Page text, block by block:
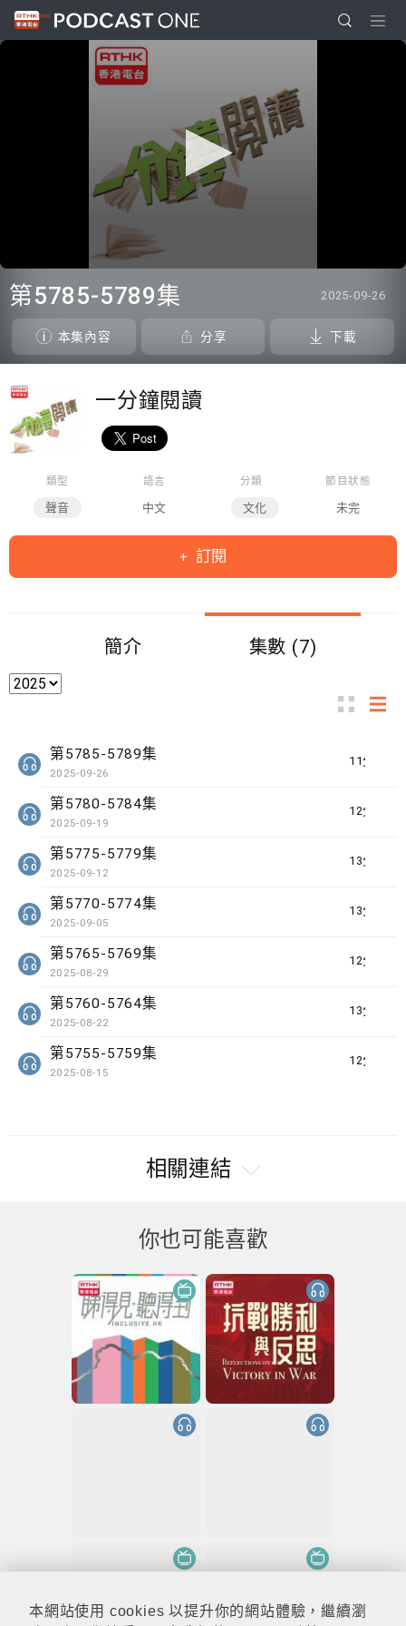
本網站使用 cookies 以提升你的網站體驗，繼續瀏
seconds
of
minutes,
20
seconds
第5785-5789集 2025-09-26
本集內容 分享 下載
一分鐘閱讀
類型
聲音
語言
中文
分類
文化
節目狀態
未完
訂閱
簡介 集數 (7)
11分鐘
第5785-5789集
2025-09-26
12分鐘
第5780-5784集
2025-09-19
13分鐘
第5775-5779集
2025-09-12
13分鐘
第5770-5774集
2025-09-05
12分鐘
第5765-5769集
2025-08-29
13分鐘
第5760-5764集
2025-08-22
12分鐘
第5755-5759集
2025-08-15
相關連結
你也可能喜歡